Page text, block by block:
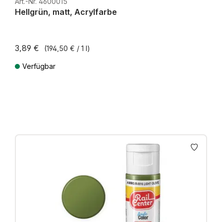
Hellgrün, matt, Acrylfarbe
3,89 € (194,50 € / 1 l)
Verfügbar